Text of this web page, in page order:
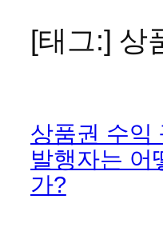
[태그:] 상
상품권 수익
발행자는 어
가?